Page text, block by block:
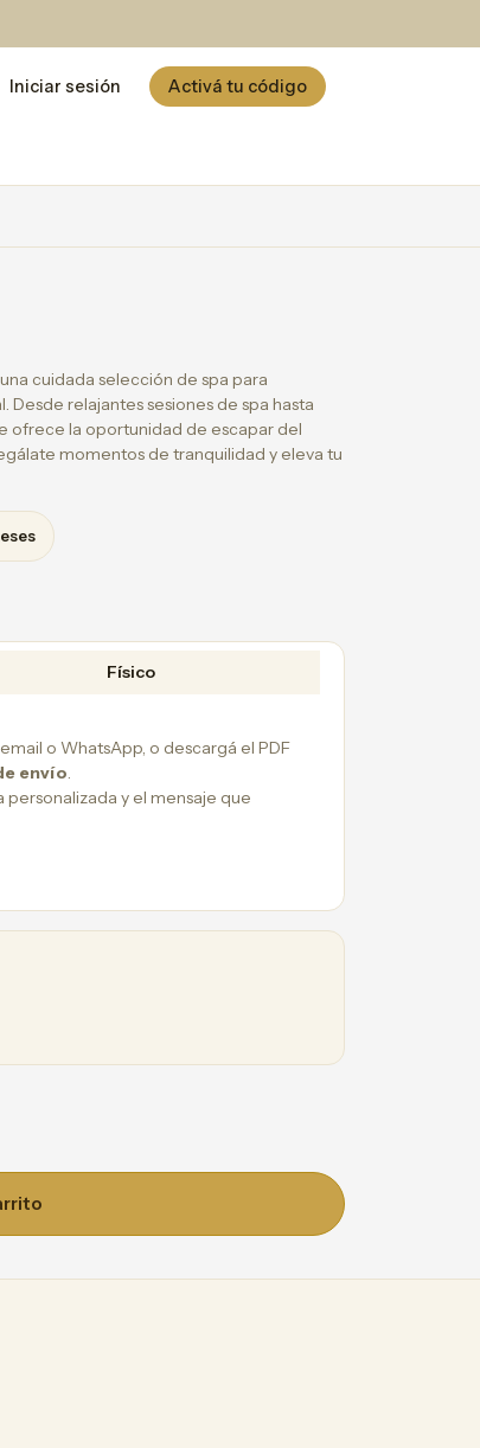
Iniciar sesión Activá tu código
cuidada selección de spa para
relajantes sesiones de spa hasta
ofrece la oportunidad de escapar del
momentos de tranquilidad y eleva tu
Físico
o WhatsApp, o descargá el PDF
envío
personalizada y el mensaje que